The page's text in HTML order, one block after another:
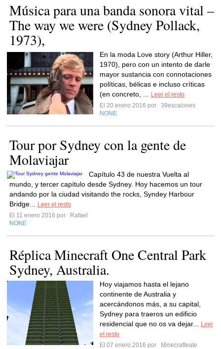
Música para una banda sonora vital –
The way we were (Sydney Pollack,
1973),
En la moda Love story (Arthur Hiller,
1970), pero con un intento de darle
mayor sustancia con connotaciones
políticas, bélicas e incluso críticas
(en concreto, ...
Leer el resto
El 20 enero 2016 por
39escalones
NONE
Tour por Sydney con la gente de
Molaviajar
Capítulo 43 de nuestra Vuelta al
mundo, y tercer capítulo desde Sydney. Hoy hacemos un tour
andando por la ciudad visitando the rocks, Syndey Harbour
Bridge...
Leer el resto
El 11 enero 2016 por
Rafael
NONE
Réplica Minecraft One Central Park
Sydney, Australia.
Hoy viajamos hasta el lejano
continente de Australia y
acercándonos más, a su capital,
Sydney para traeros un edificio
residencial que no os va dejar...
Leer
el resto
El 07 enero 2016 por
Minecrafteate